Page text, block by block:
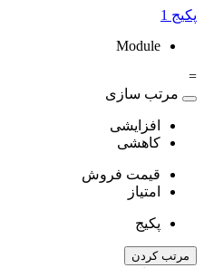
پکیج 1
Module
=
مرتب سازی
افزایشی
کاهشی
قیمت فروش
امتیاز
پکیج
مرتب کردن